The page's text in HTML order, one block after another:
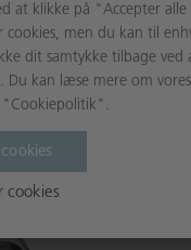
Blue
at klikke på "Accepter alle
men du kan til
dit samtykke tilbage ved
Du kan læse mere om vores
"Cookiepolitik".
cookies